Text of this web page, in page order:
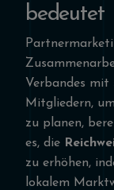
bedeutet
Verbandes mit
Mitgliedern,
zu planen,
es, die
zu erhöhen,
lokalem